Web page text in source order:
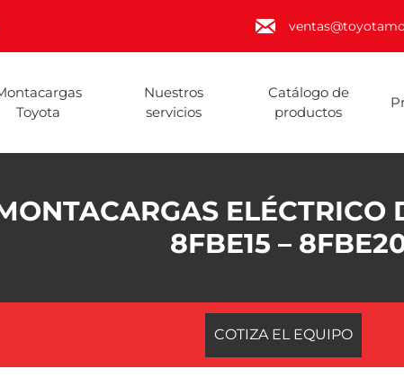
Toyota
Nuestros
servicios
Catálogo de
productos
ELÉCTRICO
8FBE15 –
COTIZA EL EQUIPO